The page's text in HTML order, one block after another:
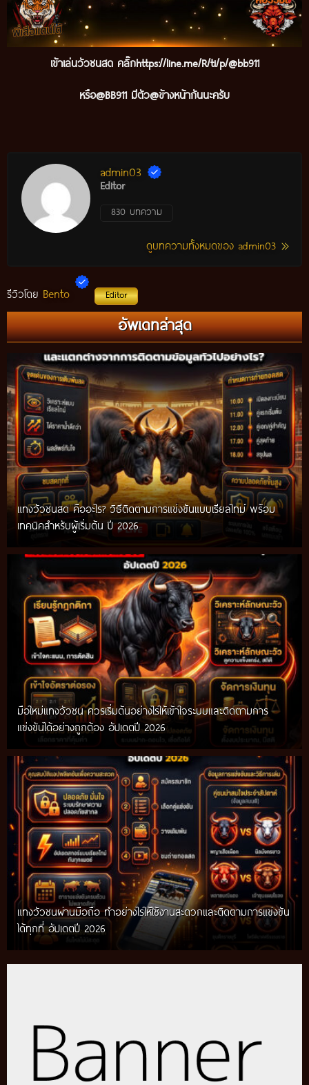
เข้าเล่นวัวชนสด คลิ๊กhttps://line.me/R/ti/p/@bb911
หรือ@BB911 มีตัว@ข้างหน้ากันนะครับ
admin03
Editor
830 บทความ
ดูบทความทั้งหมดของ admin03
รีวิวโดย Bento Editor
อัพเดทล่าสุด
แทงวัวชนสด คืออะไร? วิธีติดตามการแข่งขันแบบเรียลไทม์ พร้อม
เทคนิคสำหรับผู้เริ่มต้น ปี 2026
มือใหม่แทงวัวชน ควรเริ่มต้นอย่างไรให้เข้าใจระบบและติดตามการ
แข่งขันได้อย่างถูกต้อง อัปเดตปี 2026
แทงวัวชนผ่านมือถือ ทำอย่างไรให้ใช้งานสะดวกและติดตามการแข่งขัน
ได้ทุกที่ อัปเดตปี 2026